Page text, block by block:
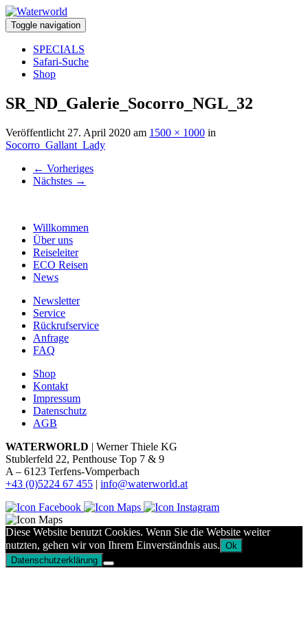
Toggle navigation
SPECIALS
Safari-Suche
Shop
SR_ND_Galerie_Socorro_NGL_32
Veröffentlicht 27. April 2020 am 1500 × 1000 in
Socorro_Gallant_Lady
← Vorheriges
Nächstes →
Willkommen
Über uns
Reiseleiter
ECO Reisen
News
Newsletter
Service
Rückrufservice
Anfrage
FAQ
Shop
Kontakt
Impressum
Datenschutz
AGB
WATERWORLD | Werner Thiele KG
Stublerfeld 22, Penthouse Top 7 & 9
A – 6123 Terfens-Vomperbach
+43 (0)5224 67 455 | info@waterworld.at
Diese Website benutzt Cookies. Wenn Sie die Website weiter
nutzten, gehen wir von Ihrem Einverständnis aus. Ok
Datenschutzerklärung